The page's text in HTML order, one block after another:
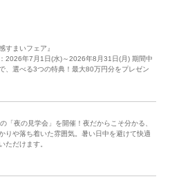
すまいフェア』
2026年7月1日(水)～2026年8月31日(月) 期間中
、選べる3つの特典！最大80万円分をプレゼン
「夜の見学会」を開催！夜だからこそ分かる、
りや落ち着いた雰囲気。暑い日中を避けて快適
ただけます。